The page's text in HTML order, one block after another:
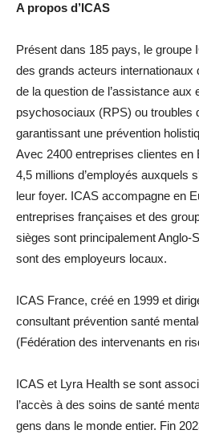
A propos d’ICAS
Présent dans 185 pays, le groupe
des grands acteurs internationaux
de la question de l’assistance aux
psychosociaux (RPS) ou troubles
garantissant une prévention
Avec 2400 entreprises clientes
4,5 millions d’employés auxquels
leur foyer. ICAS accompagne en
entreprises françaises et des
sièges sont principalement Anglo-
sont des employeurs locaux.
ICAS France, créé en 1999 et
consultant prévention santé
(Fédération des intervenants en
ICAS et Lyra Health se sont
l’accès à des soins de santé
gens dans le monde entier. Fin